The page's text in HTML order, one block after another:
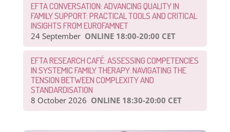
EFTA CONVERSATION: ADVANCING QUALITY IN
FAMILY SUPPORT: PRACTICAL TOOLS AND CRITICAL
INSIGHTS FROM EUROFAMNET
24 September ONLINE 18:00-20:00 CET
EFTA RESEARCH CAFÉ: ASSESSING COMPETENCIES
IN SYSTEMIC FAMILY THERAPY: NAVIGATING THE
TENSION BETWEEN COMPLEXITY AND
STANDARDISATION
8 October 2026 ONLINE 18:30-20:00 CET